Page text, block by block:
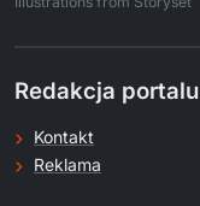
Redakcja portalu
Kontakt
Reklama